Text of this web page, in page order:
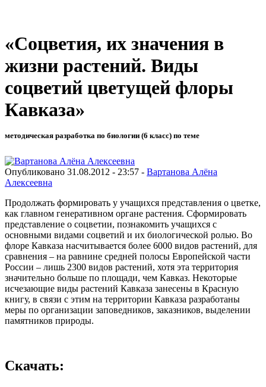
«Соцветия, их значения в
жизни растений. Виды
соцветий цветущей флоры
Кавказа»
методическая разработка по биологии (6 класс) по теме
Опубликовано 31.08.2012 - 23:57 - Вартанова Алёна
Алексеевна
Продолжать формировать у учащихся представления о цветке,
как главном генеративном органе растения. Сформировать
представление о соцветии, познакомить учащихся с
основными видами соцветий и их биологической ролью. Во
флоре Кавказа насчитывается более 6000 видов растений, для
сравнения – на равнине средней полосы Европейской части
России – лишь 2300 видов растений, хотя эта территория
значительно больше по площади, чем Кавказ. Некоторые
исчезающие виды растений Кавказа занесены в Красную
книгу, в связи с этим на территории Кавказа разработаны
меры по организации заповедников, заказников, выделении
памятников природы.
Скачать: